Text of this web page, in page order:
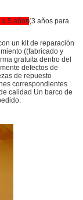
a 5 años(3 años para
un kit de reparación
((fabricado y
gratuita dentro del
defectos de
de repuesto
correspondientes
calidad Un barco de